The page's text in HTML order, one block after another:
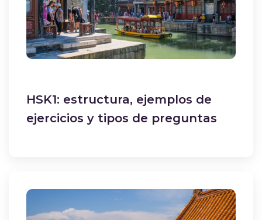
HSK1: estructura, ejemplos de
ejercicios y tipos de preguntas